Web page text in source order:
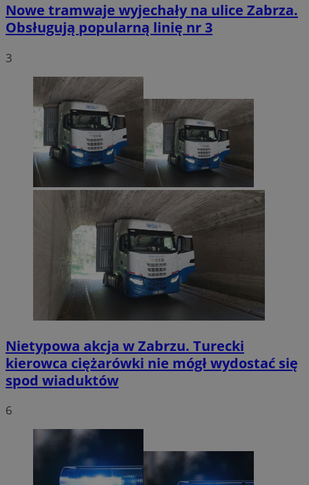
Nowe tramwaje wyjechały na ulice Zabrza.
Obsługują popularną linię nr 3
3
Nietypowa akcja w Zabrzu. Turecki
kierowca ciężarówki nie mógł wydostać się
spod wiaduktów
6